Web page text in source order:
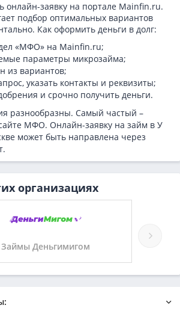
онлайн-заявку на портале Mainfin.ru.
подбор оптимальных вариантов
Как оформить деньги в долг:
«МФО» на Mainfin.ru;
параметры микрозайма;
из вариантов;
указать контакты и реквизиты;
и срочно получить деньги.
разнообразны. Самый частый –
МФО. Онлайн-заявку на займ в У
может быть направлена через
организациях
Займы Деньгимигом